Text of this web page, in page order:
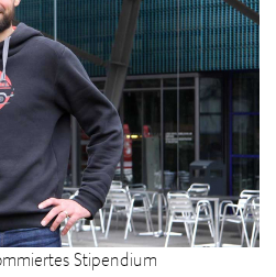
Stipendium